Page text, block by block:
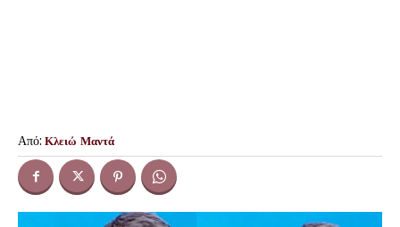
Από: Κλειώ Μαντά